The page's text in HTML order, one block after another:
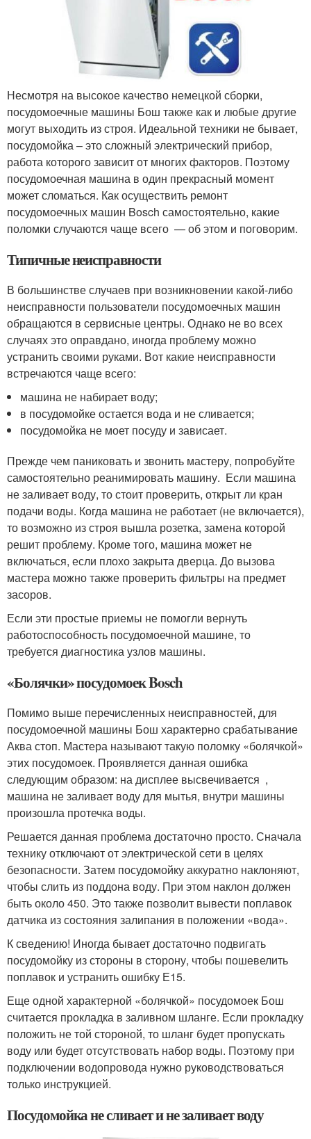
Несмотря на высокое качество немецкой сборки,
посудомоечные машины Бош также как и любые другие
могут выходить из строя. Идеальной техники не бывает,
посудомойка – это сложный электрический прибор,
работа которого зависит от многих факторов. Поэтому
посудомоечная машина в один прекрасный момент
может сломаться. Как осуществить ремонт
посудомоечных машин Bosch самостоятельно, какие
поломки случаются чаще всего — об этом и поговорим.
Типичные неисправности
В большинстве случаев при возникновении какой-либо
неисправности пользователи посудомоечных машин
обращаются в сервисные центры. Однако не во всех
случаях это оправдано, иногда проблему можно
устранить своими руками. Вот какие неисправности
встречаются чаще всего:
машина не набирает воду;
в посудомойке остается вода и не сливается;
посудомойка не моет посуду и зависает.
Прежде чем паниковать и звонить мастеру, попробуйте
самостоятельно реанимировать машину. Если машина
не заливает воду, то стоит проверить, открыт ли кран
подачи воды. Когда машина не работает (не включается),
то возможно из строя вышла розетка, замена которой
решит проблему. Кроме того, машина может не
включаться, если плохо закрыта дверца. До вызова
мастера можно также проверить фильтры на предмет
засоров.
Если эти простые приемы не помогли вернуть
работоспособность посудомоечной машине, то
требуется диагностика узлов машины.
«Болячки» посудомоек Bosch
Помимо выше перечисленных неисправностей, для
посудомоечной машины Бош характерно срабатывание
Аква стоп. Мастера называют такую поломку «болячкой»
этих посудомоек. Проявляется данная ошибка
следующим образом: на дисплее высвечивается ,
машина не заливает воду для мытья, внутри машины
произошла протечка воды.
Решается данная проблема достаточно просто. Сначала
технику отключают от электрической сети в целях
безопасности. Затем посудомойку аккуратно наклоняют,
чтобы слить из поддона воду. При этом наклон должен
быть около 450. Это также позволит вывести поплавок
датчика из состояния залипания в положении «вода».
К сведению! Иногда бывает достаточно подвигать
посудомойку из стороны в сторону, чтобы пошевелить
поплавок и устранить ошибку Е15.
Еще одной характерной «болячкой» посудомоек Бош
считается прокладка в заливном шланге. Если прокладку
положить не той стороной, то шланг будет пропускать
воду или будет отсутствовать набор воды. Поэтому при
подключении водопровода нужно руководствоваться
только инструкцией.
Посудомойка не сливает и не заливает воду